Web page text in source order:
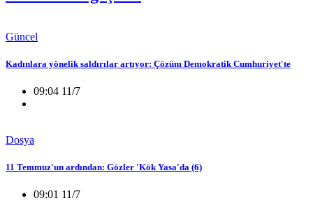
Güncel
Kadınlara yönelik saldırılar artıyor: Çözüm Demokratik Cumhuriyet'te
09:04 11/7
Dosya
11 Temmuz'un ardından: Gözler 'Kök Yasa'da (6)
09:01 11/7